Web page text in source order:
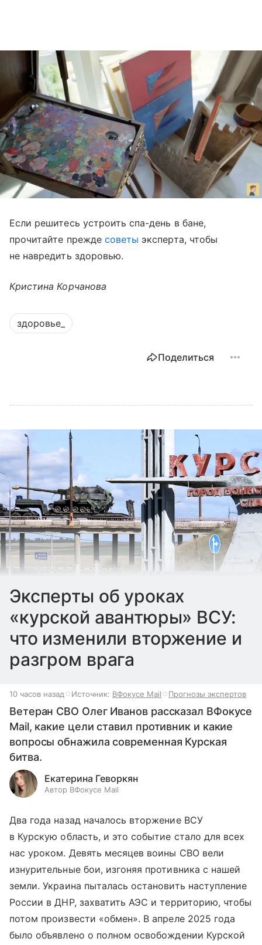
Если решитесь устроить спа-день в бане,
прочитайте прежде советы эксперта, чтобы
не навредить здоровью.
Кристина Корчанова
здоровье_
Поделиться
Эксперты об уроках
«курской авантюры» ВСУ:
что изменили вторжение и
разгром врага
10 часов назад Источник: ВФокусе Mail Прогнозы экспертов
Ветеран СВО Олег Иванов рассказал ВФокусе
Mail, какие цели ставил противник и какие
вопросы обнажила современная Курская
битва.
Екатерина Геворкян
Автор ВФокусе Mail
Два года назад началось вторжение ВСУ
в Курскую область, и это событие стало для всех
нас уроком. Девять месяцев воины СВО вели
изнурительные бои, изгоняя противника с нашей
земли. Украина пыталась остановить наступление
России в ДНР, захватить АЭС и территорию, чтобы
потом произвести «обмен». В апреле 2025 года
было объявлено о полном освобождении Курской